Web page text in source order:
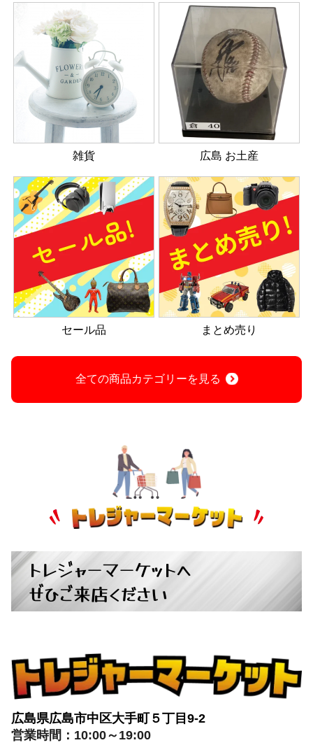
雑貨 広島 お土産
セール品 まとめ売り
全ての商品カテゴリーを見る
トレジャーマーケットへ
ぜひご来店ください
広島県広島市中区大手町５丁目9-2
営業時間：10:00～19:00